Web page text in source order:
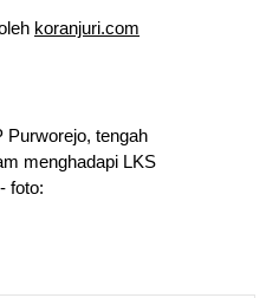
koranjuri.com
Purworejo, tengah
menghadapi LKS
foto: